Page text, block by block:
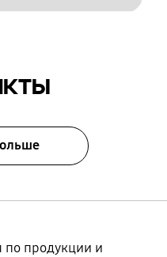
по продукции и